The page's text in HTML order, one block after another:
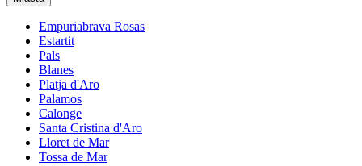
Empuriabrava Rosas
Estartit
Pals
Blanes
Platja d'Aro
Palamos
Calonge
Santa Cristina d'Aro
Lloret de Mar
Tossa de Mar